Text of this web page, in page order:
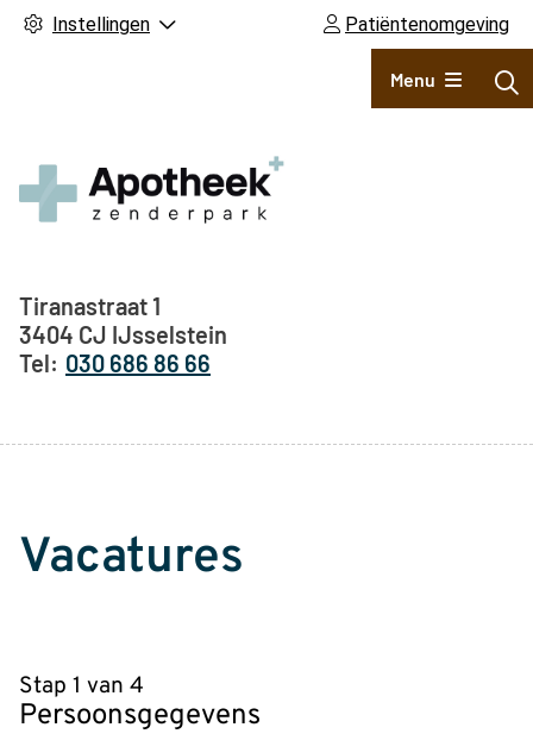
Instellingen Patiëntenomgeving
Hoofdmenu
Menu
Adresgegevens
Tiranastraat 1
3404 CJ IJsselstein
030 686 86 66
Vacatures
Stap 1 van 4
Persoonsgegevens